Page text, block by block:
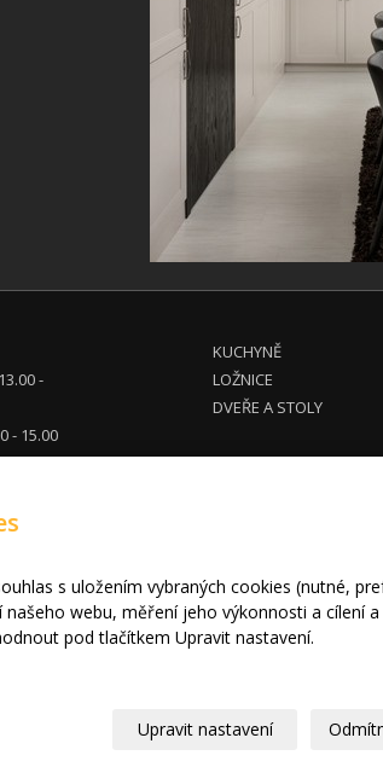
-
- 15.00
KUCHYNĚ
LOŽNICE
DVEŘE A STOLY
INPEG Liberec s.r.o. HANÁK kuchyně - Radost Vařit
s uložením vybraných cookies (nutné,
webu, měření jeho výkonnosti a cílení
pod tlačítkem Upravit nastavení.
Upravit nastavení